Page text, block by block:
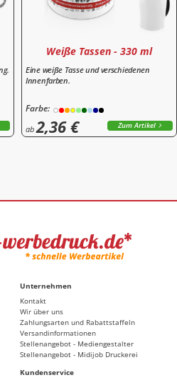
Weiße Tassen - 330 ml
Eine weiße Tasse und verschiedenen
Innenfarben.
Farbe:
ab2,36 € Zum Artikel
Unternehmen
Kontakt
Wir über uns
Zahlungsarten und Rabattstaffeln
Versandinformationen
Stellenangebot - Mediengestalter
Stellenangebot - Midijob Druckerei
Kundenservice